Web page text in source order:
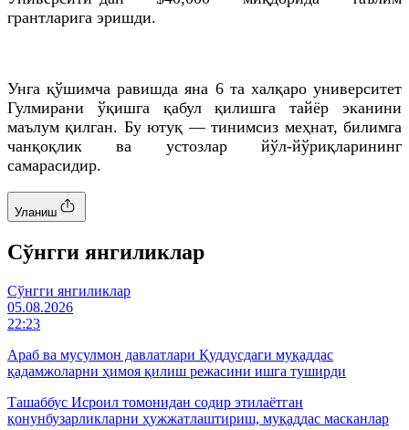
грантларига эришди.
Унга қўшимча равишда яна 6 та халқаро университет
Гулмирани ўқишга қабул қилишга тайёр эканини
маълум қилган. Бу ютуқ — тинимсиз меҳнат, билимга
чанқоқлик ва устозлар йўл-йўриқларининг
самарасидир.
Уланиш
Cўнгги янгиликлар
Cўнгги янгиликлар
05.08.2026
22:23
Араб ва мусулмон давлатлари Қуддусдаги муқаддас
қадамжоларни ҳимоя қилиш режасини ишга туширди
Ташаббус Исроил томонидан содир этилаётган
қонунбузарликларни ҳужжатлаштириш, муқаддас масканлар